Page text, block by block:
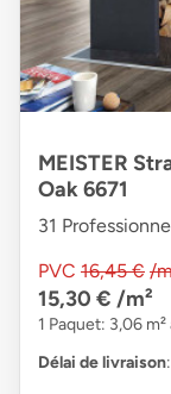
MEISTER
Oak 6671
31
PVC 16,45 € /
15,30 € /m²
1 Paquet: 3,06
Délai de livraison